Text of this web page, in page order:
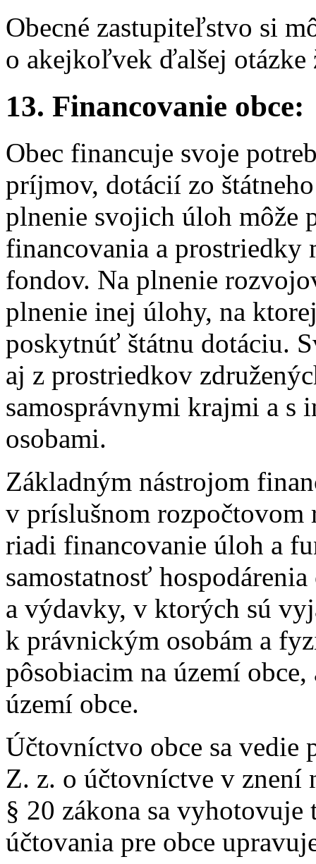
Obecné zastupiteľstvo si
o akejkoľvek ďalšej otázke
13. Financovanie obce:
Obec financuje svoje
príjmov, dotácií zo
plnenie svojich úloh môže
financovania a prostriedky
fondov. Na plnenie
plnenie inej úlohy, na
poskytnúť štátnu dotáciu.
aj z prostriedkov
samosprávnymi krajmi a
osobami.
Základným nástrojom
v príslušnom rozpočtovom
riadi financovanie úloh a
samostatnosť
a výdavky, v ktorých sú
k právnickým osobám a
pôsobiacim na území
území obce.
Účtovníctvo obce sa vedie
Z. z. o účtovníctve v znení
§ 20 zákona sa vyhotovuje
účtovania pre obce